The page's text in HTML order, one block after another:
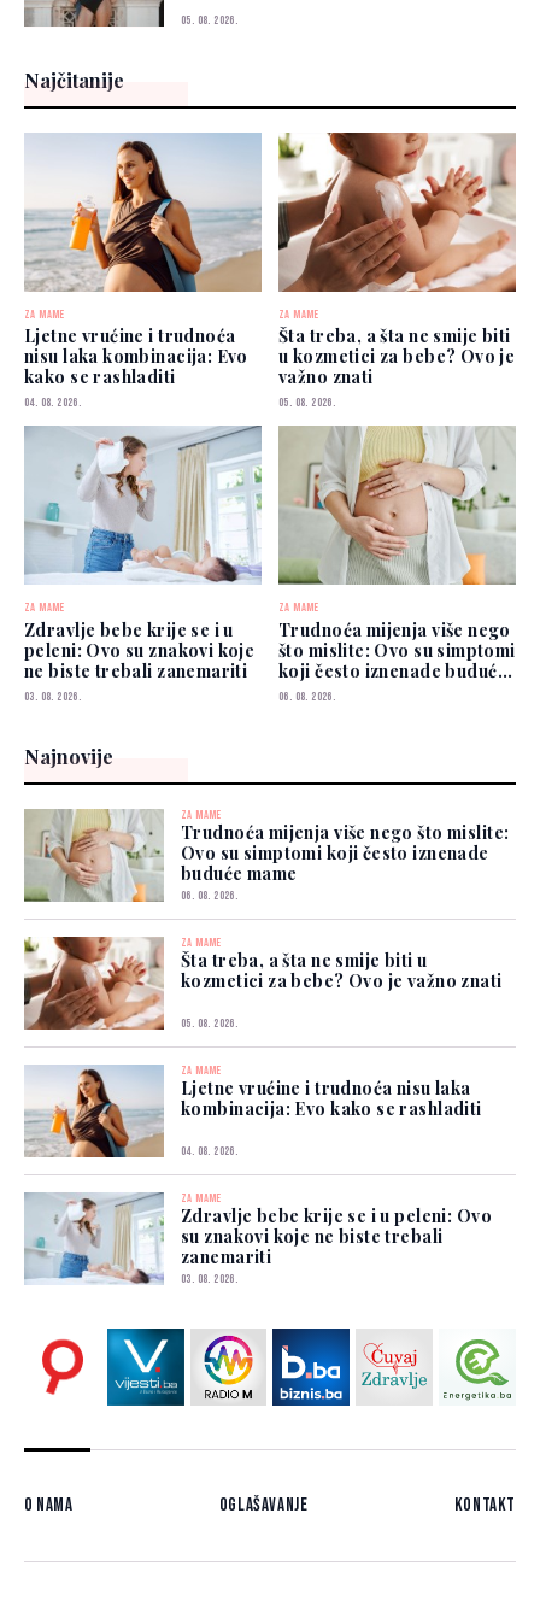
05. 08. 2026.
Najčitanije
ZA MAME
Ljetne vrućine i trudnoća
nisu laka kombinacija: Evo
kako se rashladiti
04. 08. 2026.
ZA MAME
Šta treba, a šta ne smije biti
u kozmetici za bebe? Ovo je
važno znati
05. 08. 2026.
ZA MAME
Zdravlje bebe krije se i u
peleni: Ovo su znakovi koje
ne biste trebali zanemariti
03. 08. 2026.
ZA MAME
Trudnoća mijenja više nego
što mislite: Ovo su simptomi
koji često iznenade buduće
mame
06. 08. 2026.
Najnovije
ZA MAME
Trudnoća mijenja više nego što mislite:
Ovo su simptomi koji često iznenade
buduće mame
06. 08. 2026.
ZA MAME
Šta treba, a šta ne smije biti u
kozmetici za bebe? Ovo je važno znati
05. 08. 2026.
ZA MAME
Ljetne vrućine i trudnoća nisu laka
kombinacija: Evo kako se rashladiti
04. 08. 2026.
ZA MAME
Zdravlje bebe krije se i u peleni: Ovo
su znakovi koje ne biste trebali
zanemariti
03. 08. 2026.
O nama Oglašavanje Kontakt